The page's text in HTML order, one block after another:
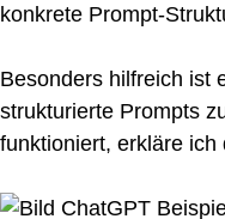
konkrete Prompt-
Besonders hilfreich ist
strukturierte Prompts
funktioniert, erkläre ich